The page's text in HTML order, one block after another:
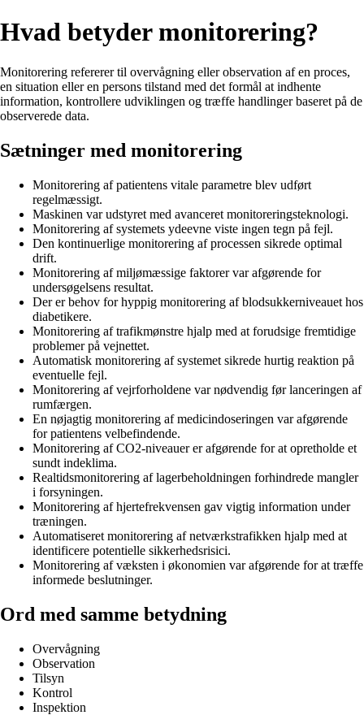
Hvad betyder monitorering?
Monitorering refererer til overvågning eller observation af en proces,
en situation eller en persons tilstand med det formål at indhente
information, kontrollere udviklingen og træffe handlinger baseret på de
observerede data.
Sætninger med monitorering
Monitorering af patientens vitale parametre blev udført
regelmæssigt.
Maskinen var udstyret med avanceret monitoreringsteknologi.
Monitorering af systemets ydeevne viste ingen tegn på fejl.
Den kontinuerlige monitorering af processen sikrede optimal
drift.
Monitorering af miljømæssige faktorer var afgørende for
undersøgelsens resultat.
Der er behov for hyppig monitorering af blodsukkerniveauet hos
diabetikere.
Monitorering af trafikmønstre hjalp med at forudsige fremtidige
problemer på vejnettet.
Automatisk monitorering af systemet sikrede hurtig reaktion på
eventuelle fejl.
Monitorering af vejrforholdene var nødvendig før lanceringen af
rumfærgen.
En nøjagtig monitorering af medicindoseringen var afgørende
for patientens velbefindende.
Monitorering af CO2-niveauer er afgørende for at opretholde et
sundt indeklima.
Realtidsmonitorering af lagerbeholdningen forhindrede mangler
i forsyningen.
Monitorering af hjertefrekvensen gav vigtig information under
træningen.
Automatiseret monitorering af netværkstrafikken hjalp med at
identificere potentielle sikkerhedsrisici.
Monitorering af væksten i økonomien var afgørende for at træffe
informede beslutninger.
Ord med samme betydning
Overvågning
Observation
Tilsyn
Kontrol
Inspektion